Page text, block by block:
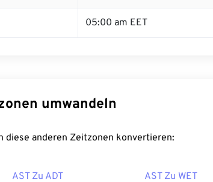
05:00 am EET
umwandeln
diese anderen Zeitzonen konvertieren:
AST Zu ADT AST Zu WET